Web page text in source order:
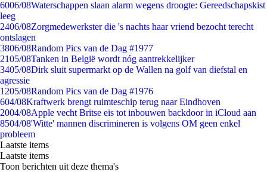
6006/08Waterschappen slaan alarm wegens droogte: Gereedschapskist
leeg
2406/08Zorgmedewerkster die 's nachts haar vriend bezocht terecht
ontslagen
3806/08Random Pics van de Dag #1977
2105/08Tanken in België wordt nóg aantrekkelijker
3405/08Dirk sluit supermarkt op de Wallen na golf van diefstal en
agressie
1205/08Random Pics van de Dag #1976
604/08Kraftwerk brengt ruimteschip terug naar Eindhoven
2004/08Apple vecht Britse eis tot inbouwen backdoor in iCloud aan
8504/08'Witte' mannen discrimineren is volgens OM geen enkel
probleem
Laatste items
Laatste items
Toon berichten uit deze thema's